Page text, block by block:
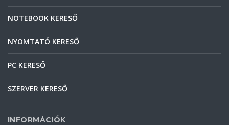
NOTEBOOK KERESŐ
NYOMTATÓ KERESŐ
PC KERESŐ
SZERVER KERESŐ
INFORMÁCIÓK